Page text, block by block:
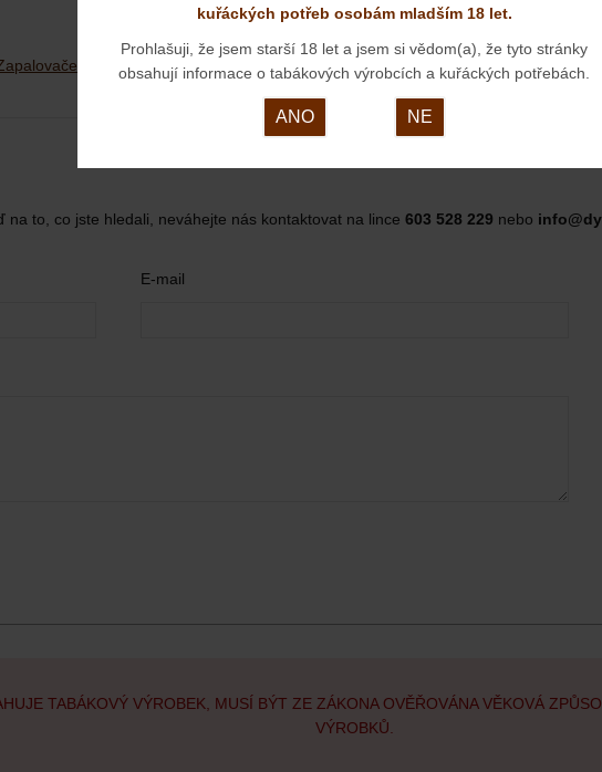
doutníkové piezo
to, co jste hledali, neváhejte nás kontaktovat na lince 603 528 229 nebo
E-mail
TABÁKOVÝ VÝROBEK, MUSÍ BÝT ZE ZÁKONA OVĚŘOVÁNA VĚKOVÁ
VÝROBKŮ.
kuřáckých potřeb osobám mladším 18 let.
Prohlašuji, že jsem starší 18 let a jsem si vědom(a), že tyto stránky
obsahují informace o tabákových výrobcích a kuřáckých potřebách.
ANO NE